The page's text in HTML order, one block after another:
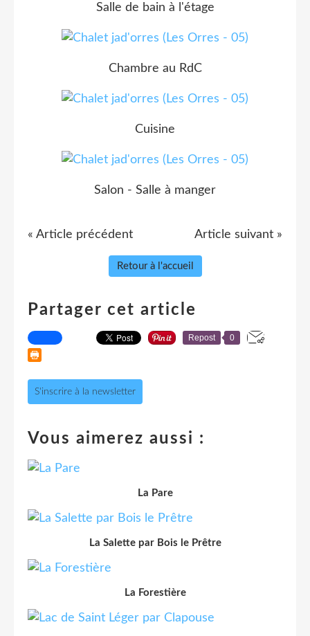
Salle de bain à l'étage
Chambre au RdC
Cuisine
Salon - Salle à manger
« Article précédent Article suivant »
Retour à l'accueil
Partager cet article
Repost 0
S'inscrire à la newsletter
Vous aimerez aussi :
La Pare
La Salette par Bois le Prêtre
La Forestière